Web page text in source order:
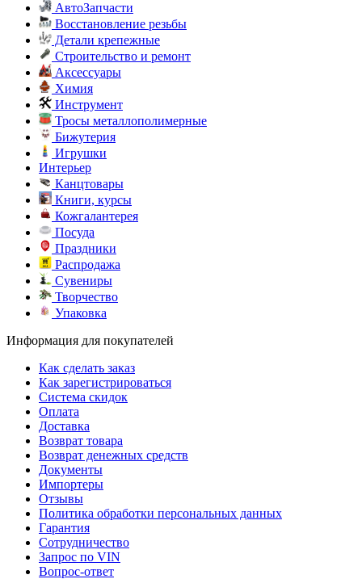
АвтоЗапчасти
Восстановление резьбы
Детали крепежные
Строительство и ремонт
Аксессуары
Химия
Инструмент
Тросы металлополимерные
Бижутерия
Игрушки
Интерьер
Канцтовары
Книги, курсы
Кожгалантерея
Посуда
Праздники
Распродажа
Сувениры
Творчество
Упаковка
Информация для покупателей
Как сделать заказ
Как зарегистрироваться
Система скидок
Оплата
Доставка
Возврат товара
Возврат денежных средств
Документы
Импортеры
Отзывы
Политика обработки персональных данных
Гарантия
Сотрудничество
Запрос по VIN
Вопрос-ответ